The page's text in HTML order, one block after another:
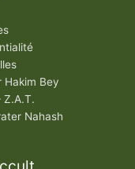
Hakim Bey
Z.A.T.
Nahash